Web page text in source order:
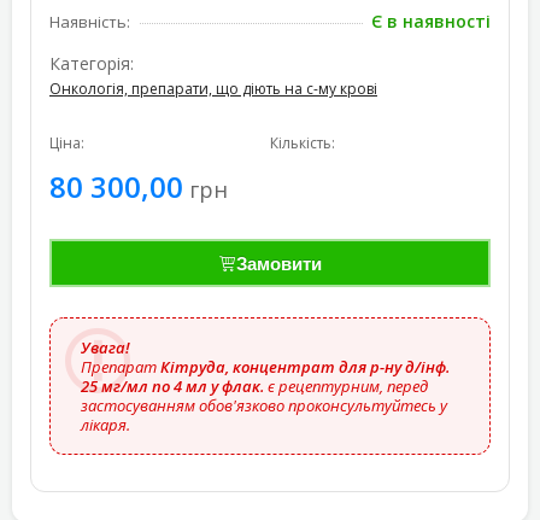
Наявність:
Є в наявності
Категорія:
Онкологія, препарати, що діють на с-му крові
Ціна:
80 300,00 грн
Кількість:
Замовити
Увага!
ПрепаратКітруда, концентрат для р-ну д/інф.
25 мг/мл по 4 мл у флак. є рецептурним, перед
застосуванням обов'язково проконсультуйтесь у
лікаря.